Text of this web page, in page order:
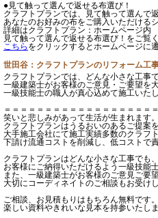
●見て触って選んで返せる布選び！
クラフトプランでは、見て触って選んで
あなたのお好みの布をご購入いただける
詳細はクラフトプラン：ホームページ内
見て触って選んで返せる布選び！をご覧く
こちら をクリックするとホームページに
世田谷：クラフトプランのリフォーム工
クラフトプランでは、どんな小さな工事
一級建築士がお客様のご意見・ご要望を
一級技能士の職人が真心込めて施工いたし
＝＝＝＝＝＝＝＝＝＝＝＝＝＝＝＝＝＝
笑いと悲しみがあって生活が生まれます。
クラフトプランはうるおいのあるご提案
大手施工会社にて施工実績多数のクラフト
下請け流通コストを削減し、低コストで
クラフトプランはどんな小さな工事でも
お客様にご納得いただけるよう一級技能
また、一級建築士がお客様のご意見ご要
大切にコーディネイトのご相談もお受け
ご相談、お見積もりはもちろん無料です。
楽しい資料やきれいな見本を持参いたしま